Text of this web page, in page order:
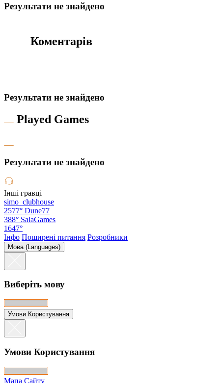
Результати не знайдено
Коментарів
Результати не знайдено
Played Games
Результати не знайдено
Інші гравці
simo_clubhouse
2577° Dune77
388° SalaGames
1647°
Інфо Поширені питання Розробники
Мова (Languages)
Виберіть мову
Умови Користування
Умови Користування
Мапа Сайту